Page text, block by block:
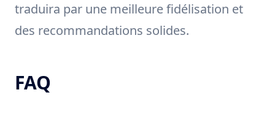
traduira par une meilleure fidélisation et
des recommandations solides.
FAQ